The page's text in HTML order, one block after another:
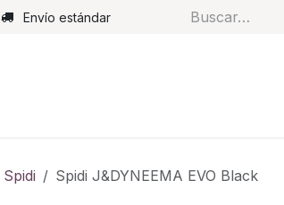
Envío estándar
Spidi Spidi J&DYNEEMA EVO Black